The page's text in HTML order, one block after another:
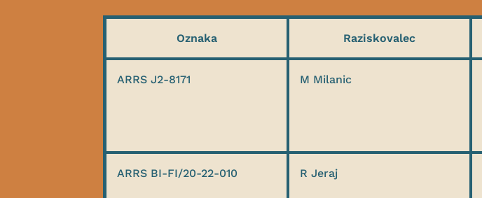
Oznaka Raziskovalec
ARRS J2-8171 M Milanic
ARRS BI-FI/20-22-010 R Jeraj